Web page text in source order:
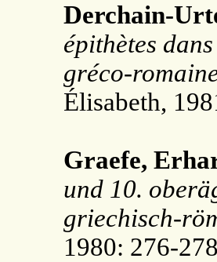
Derchain-
épithètes
gréco-
Élisabeth,
Graefe,
und 10.
griechisch-
1980: 276-